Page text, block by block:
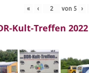
« ‹ von 5 ›
Kult-Treffen